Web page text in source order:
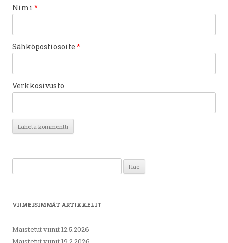
Nimi *
Sähköpostiosoite *
Verkkosivusto
VIIMEISIMMÄT ARTIKKELIT
Maistetut viinit 12.5.2026